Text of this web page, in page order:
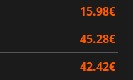
15.98€
45.28€
42.42€